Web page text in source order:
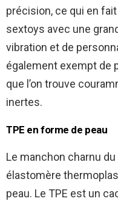
précision, ce qui en
sextoys avec une
vibration et de
également exempt de
que l’on trouve
inertes.
TPE en forme de peau
Le manchon charnu
élastomère
peau. Le TPE est un